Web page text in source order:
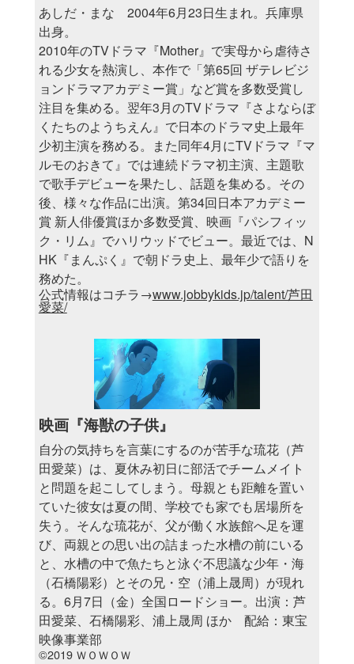
あしだ・まな 2004年6月23日生まれ。兵庫県
出身。
2010年のTVドラマ『Mother』で実母から虐待さ
れる少女を熱演し、本作で「第65回 ザテレビジ
ョンドラマアカデミー賞」など賞を多数受賞し
注目を集める。翌年3月のTVドラマ『さよならぼ
くたちのようちえん』で日本のドラマ史上最年
少初主演を務める。また同年4月にTVドラマ『マ
ルモのおきて』では連続ドラマ初主演、主題歌
で歌手デビューを果たし、話題を集める。その
後、様々な作品に出演。第34回日本アカデミー
賞 新人俳優賞ほか多数受賞、映画『パシフィッ
ク・リム』でハリウッドでビュー。最近では、N
HK『まんぷく』で朝ドラ史上、最年少で語りを
務めた。
公式情報はコチラ→www.jobbykids.jp/talent/芦田
愛菜/
映画『海獣の子供』
自分の気持ちを言葉にするのが苦手な琉花（芦
田愛菜）は、夏休み初日に部活でチームメイト
と問題を起こしてしまう。母親とも距離を置い
ていた彼女は夏の間、学校でも家でも居場所を
失う。そんな琉花が、父が働く水族館へ足を運
び、両親との思い出の詰まった水槽の前にいる
と、水槽の中で魚たちと泳ぐ不思議な少年・海
（石橋陽彩）とその兄・空（浦上晟周）が現れ
る。6月7日（金）全国ロードショー。出演：芦
田愛菜、石橋陽彩、浦上晟周 ほか 配給：東宝
映像事業部
©2019 ＷＯＷＯＷ